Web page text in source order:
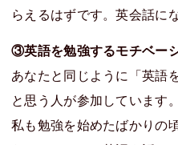
らえるはずです。英会話に
③英語を勉強するモチベー
あなたと同じように「英語
と思う人が参加しています。
私も勉強を始めたばかりの